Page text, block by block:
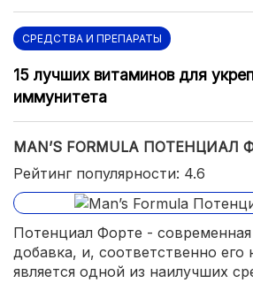
СРЕДСТВА И ПРЕПАРАТЫ
15 лучших витаминов для
иммунитета
MAN’S FORMULA ПОТЕНЦИАЛ
Рейтинг популярности: 4.6
Потенциал Форте -
добавка, и, соответственно его
является одной из наилучших